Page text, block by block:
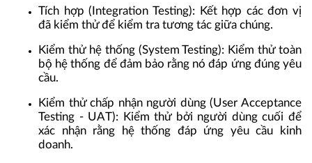
Tích hợp (Integration Testing): Kết hợp các đơn vị
đã kiểm thử để kiểm tra tương tác giữa chúng.
Kiểm thử hệ thống (System Testing): Kiểm thử toàn
bộ hệ thống để đảm bảo rằng nó đáp ứng đúng yêu
cầu.
Kiểm thử chấp nhận người dùng (User Acceptance
Testing - UAT): Kiểm thử bởi người dùng cuối để
xác nhận rằng hệ thống đáp ứng yêu cầu kinh
doanh.